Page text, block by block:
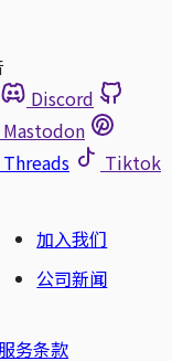
Discord
Mastodon
Threads
Tiktok
加入我们
公司新闻
服务条款